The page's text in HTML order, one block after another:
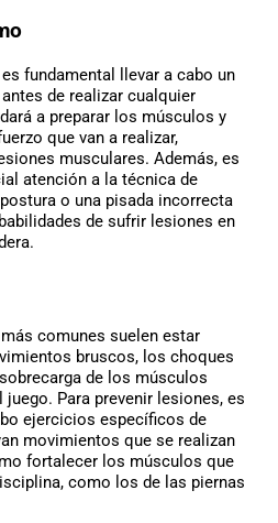
fundamental llevar a cabo un
de realizar cualquier
a preparar los músculos y
que van a realizar,
musculares. Además, es
atención a la técnica de
o una pisada incorrecta
de sufrir lesiones en
comunes suelen estar
bruscos, los choques
de los músculos
Para prevenir lesiones, es
ejercicios específicos de
movimientos que se realizan
fortalecer los músculos que
como los de las piernas